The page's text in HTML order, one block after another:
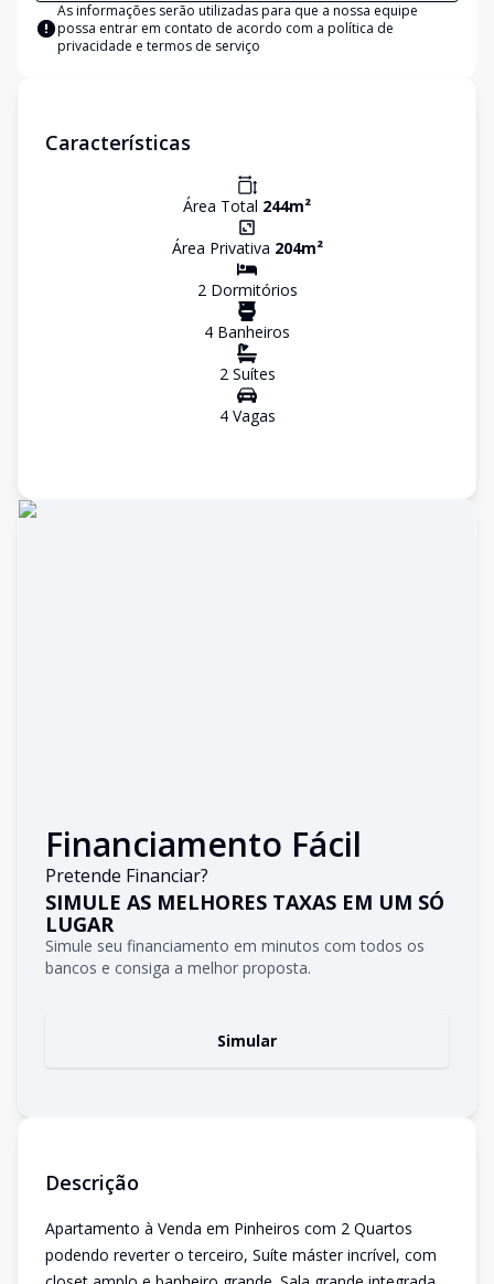
As informações serão utilizadas para que a nossa equipe
possa entrar em contato de acordo com a política de
privacidade e termos de serviço
Características
Área Total 244m²
Área Privativa 204m²
2Dormitórios
4 Banheiros
2Suítes
4Vagas
Financiamento Fácil
Pretende Financiar?
SIMULE AS MELHORES TAXAS EM UM SÓ
LUGAR
Simule seu financiamento em minutos com todos os
bancos e consiga a melhor proposta.
Simular
Descrição
Apartamento à Venda em Pinheiros com 2 Quartos
podendo reverter o terceiro, Suíte máster incrível, com